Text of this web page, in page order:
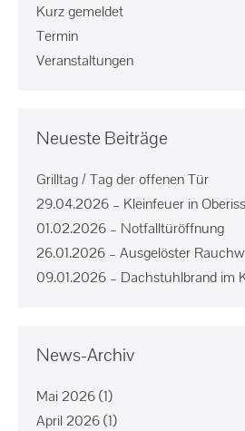
Kurz gemeldet
Termin
Veranstaltungen
Neueste Beiträge
Grilltag / Tag der offenen Tür
29.04.2026 – Kleinfeuer in
01.02.2026 – Notfalltüröffnung
26.01.2026 – Ausgelöster
09.01.2026 – Dachstuhlbrand im
News-Archiv
Mai 2026(1)
April 2026(1)